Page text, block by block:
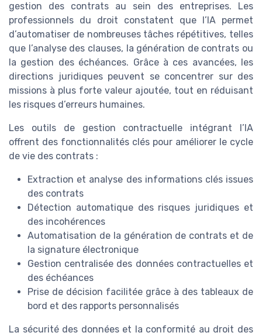
gestion des contrats au sein des entreprises. Les
professionnels du droit constatent que l’IA permet
d’automatiser de nombreuses tâches répétitives, telles
que l’analyse des clauses, la génération de contrats ou
la gestion des échéances. Grâce à ces avancées, les
directions juridiques peuvent se concentrer sur des
missions à plus forte valeur ajoutée, tout en réduisant
les risques d’erreurs humaines.
Les outils de gestion contractuelle intégrant l’IA
offrent des fonctionnalités clés pour améliorer le cycle
de vie des contrats :
Extraction et analyse des informations clés issues
des contrats
Détection automatique des risques juridiques et
des incohérences
Automatisation de la génération de contrats et de
la signature électronique
Gestion centralisée des données contractuelles et
des échéances
Prise de décision facilitée grâce à des tableaux de
bord et des rapports personnalisés
La sécurité des données et la conformité au droit des